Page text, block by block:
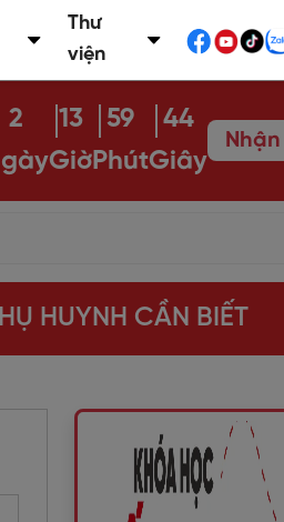
Thư
viện
2
13
Giờ
59
Phút
42
Giây
HUYNH CẦN BIẾT